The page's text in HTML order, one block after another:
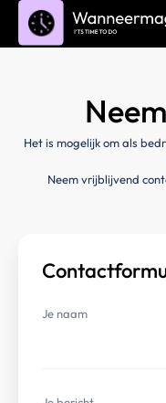
Het is mogelijk om als
Neem vrijblijvend
Je naam